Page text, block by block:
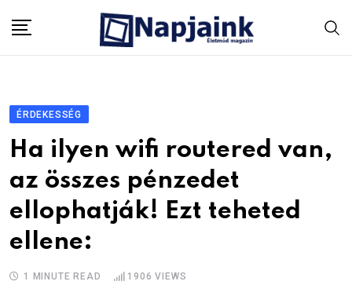
ÉRDEKESSÉG
Ha ilyen wifi routered van,
az összes pénzedet
ellophatják! Ezt teheted
ellene:
1 MINUTE READ 1906 VIEWS